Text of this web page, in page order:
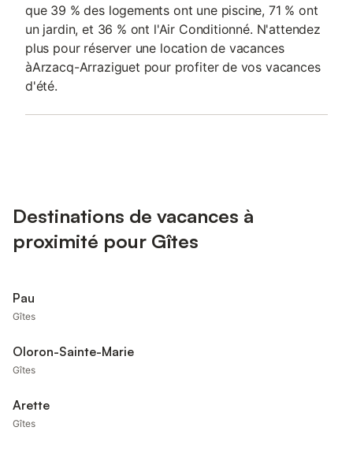
que 39 % des logements ont une piscine, 71 % ont
un jardin, et 36 % ont l'Air Conditionné. N'attendez
plus pour réserver une location de vacances
àArzacq-Arraziguet pour profiter de vos vacances
d'été.
Destinations de vacances à
proximité pour Gîtes
Pau
Gîtes
Oloron-Sainte-Marie
Gîtes
Arette
Gîtes